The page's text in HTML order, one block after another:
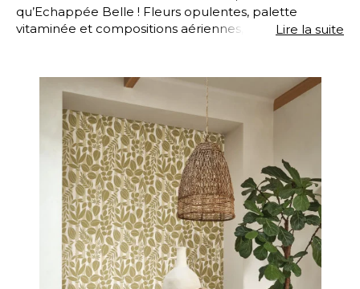
qu’Echappée Belle ! Fleurs opulentes, palette
vitaminée et compositions aériennes, les motifs font
support en papier intissé 100% recyclé est un vrai plus
pour ceux qui souhaitent laisser une empreinte plus
durable dans leur intérieur. Echappée belle invoque
la nature provençale, à la fois majestueuse et fragile :
ce choix d’un papier recyclé pour une collection si
colorée relève donc autant de la prouesse
technologique que de la dédicace.
Lire la suite